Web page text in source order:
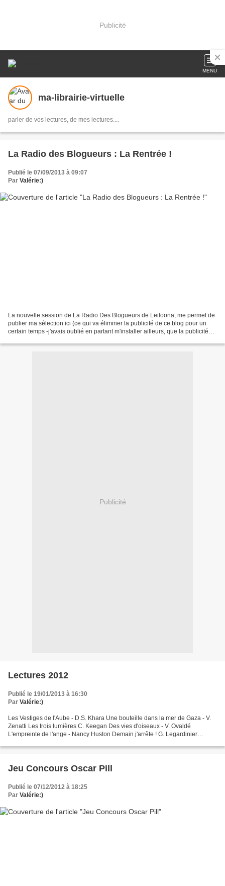
Publicité
MENU
ma-librairie-virtuelle
parler de vos lectures, de mes lectures....
La Radio des Blogueurs : La Rentrée !
Publié le 07/09/2013 à 09:07
Par Valérie:)
La nouvelle session de La Radio Des Blogueurs de Leiloona, me permet de
publier ma sélection ici (ce qui va éliminer la publicité de ce blog pour un
certain temps -j'avais oublié en partant m'installer ailleurs, que la publicité
Publicité
Lectures 2012
Publié le 19/01/2013 à 16:30
Par Valérie:)
Les Vestiges de l'Aube - D.S. Khara Une bouteille dans la mer de Gaza - V.
Zenatti Les trois lumières C. Keegan Des vies d'oiseaux - V. Ovaldé
L'empreinte de l'ange - Nancy Huston Demain j'arrête ! G. Legardinier
Jeu Concours Oscar Pill
Publié le 07/12/2012 à 18:25
Par Valérie:)